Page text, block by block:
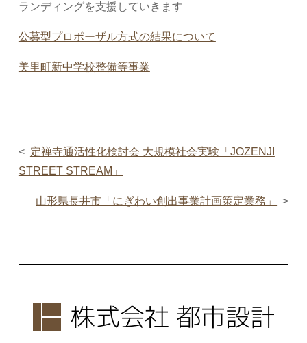
ランディングを支援していきます
公募型プロポーザル方式の結果について
美里町新中学校整備等事業
定禅寺通活性化検討会 大規模社会実験「JOZENJI
STREET STREAM」
山形県長井市「にぎわい創出事業計画策定業務」